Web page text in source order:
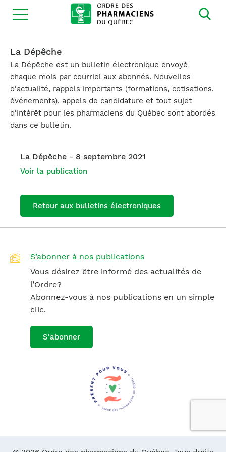
Ouvrir
la
La Dépêche
La Dépêche est un bulletin électronique envoyé
chaque mois par courriel aux abonnés. Nouvelles
d’actualité, rappels importants (formations, cotisations,
événements), appels de candidature et tout sujet
d’intérêt pour les pharmaciens du Québec sont abordés
dans ce bulletin.
La Dépêche - 8 septembre 2021
Voir la publication
Retour aux bulletins électroniques
S’abonner à nos publications
Vous désirez être informé des actualités de
l’Ordre?
Abonnez-vous à nos publications en un simple
clic.
S'abonner